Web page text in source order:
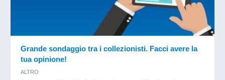
Grande sondaggio tra i collezionisti. Facci avere la
tua opinione!
ALTRO